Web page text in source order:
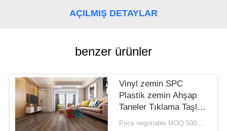
HABERLER
TEKLIF
ET
AÇILMIŞ DETAYLAR
benzer ürünler
Vinyl zemin SPC
Plastik zemin Ahşap
Taneler Tıklama Taşları
2mm 3mm Kalınlığı
Price negotiable MOQ:500 metrekare